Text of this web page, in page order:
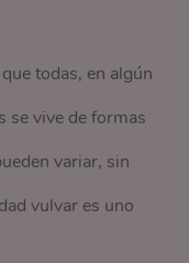
todas, en algún
se vive de formas
variar, sin
vulvar es uno